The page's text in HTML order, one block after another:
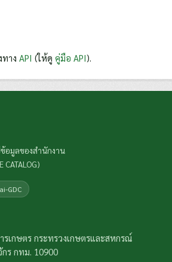
าง API (ให้ดู คู่มือ API).
มูลของสำนักงาน
GDC
รเกษตร กระทรวงเกษตรและสหกรณ์
ร กทม. 10900